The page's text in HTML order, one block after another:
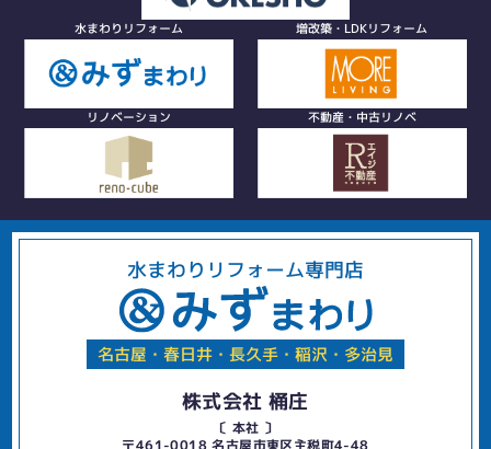
水まわりリフォーム 増改築・LDKリフォーム
リノベーション 不動産・中古リノベ
水まわりリフォーム専門店
名古屋・春日井・長久手・稲沢・多治見
株式会社 桶庄
〔 本社 〕
〒461-0018 名古屋市東区主税町4-48